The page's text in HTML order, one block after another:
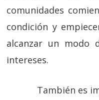
comunidades
condición y
alcanzar un modo
intereses.
También es